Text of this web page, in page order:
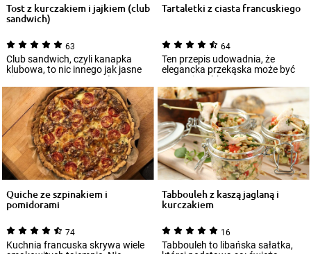
Tost z kurczakiem i jajkiem (club
sandwich)
63
Club sandwich, czyli kanapka
klubowa, to nic innego jak jasne
pieczywo pszenne, przełożone
mięsem...
Tartaletki z ciasta francuskiego
64
Ten przepis udowadnia, że
elegancka przekąska może być
prosta i szybka w
przygotowaniu. Efektowne...
Quiche ze szpinakiem i
pomidorami
74
Kuchnia francuska skrywa wiele
Tabbouleh z kaszą jaglaną i
kurczakiem
16
Tabbouleh to libańska sałatka,